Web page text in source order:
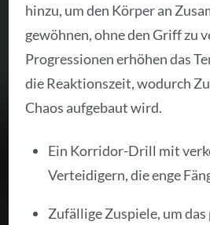
hinzu, um den Körper an
gewöhnen, ohne den Griff zu
Progressionen erhöhen das
die Reaktionszeit, wodurch
Chaos aufgebaut wird.
Ein Korridor-Drill mit
Verteidigern, die enge
Zufällige Zuspiele, um